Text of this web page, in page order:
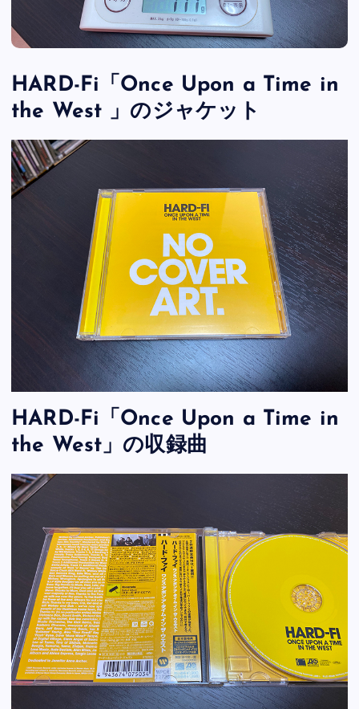
HARD-Fi「Once Upon a Time in
the West 」のジャケット
HARD-Fi「Once Upon a Time in
the West」の収録曲